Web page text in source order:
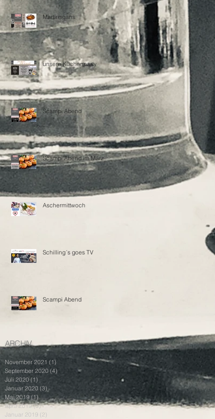
Martinsgans
unsere Küchenparty
Scampi Abend
Scampi Abend im März
Aschermittwoch
Schilling´s goes TV
Scampi Abend
ARCHIV
November 2021 (1)
September 2020 (4) 4 Beiträge
Juli 2020 (1)
Januar 2020 (3) 3 Beiträge
Mai 2019 (1)1 Beitrag
April 2019 (3)3 Beiträge
Januar 2019 (2)